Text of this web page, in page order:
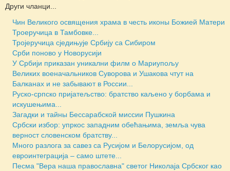
Други чланци...
Чин Великого освящения храма в честь иконы Божией Матери
Троеручица в Тамбовке...
Тројеручица сједињује Србију са Сибиром
Срби поново у Новорусији
У Србији приказан уникални филм о Мариупољу
Великих военачальников Суворова и Ушакова чтут на
Балканах и не забывают в России...
Руско-српско пријатељство: братство каљено у борбама и
искушењима...
Загадки и тайны Бессарабской миссии Пушкина
Србски избор: упркос западним обећањима, земља чува
верност словенском братству...
Много разлога за савез са Русијом и Белорусијом, од
евроинтеграција – само штете...
Песма "Вера наша православна" светог Николаја Србског као